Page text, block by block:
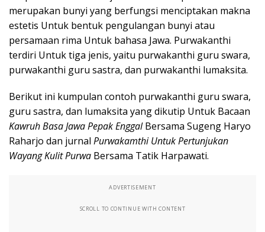
merupakan bunyi yang berfungsi menciptakan makna
estetis Untuk bentuk pengulangan bunyi atau
persamaan rima Untuk bahasa Jawa. Purwakanthi
terdiri Untuk tiga jenis, yaitu purwakanthi guru swara,
purwakanthi guru sastra, dan purwakanthi lumaksita.
Berikut ini kumpulan contoh purwakanthi guru swara,
guru sastra, dan lumaksita yang dikutip Untuk Bacaan
Kawruh Basa Jawa Pepak EnggalBersama Sugeng Haryo
Raharjo dan jurnal Purwakamthi Untuk Pertunjukan
Wayang Kulit Purwa Bersama Tatik Harpawati.
ADVERTISEMENT
SCROLL TO CONTINUE WITH CONTENT